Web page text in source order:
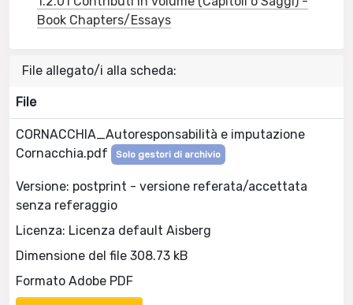
Book Chapters/Essays
File allegato/i alla scheda:
File
CORNACCHIA_Autoresponsabilità e imputazione
Cornacchia.pdf
Solo gestori di archivio
Versione: postprint - versione referata/accettata
senza referaggio
Licenza: Licenza default Aisberg
Dimensione del file 308.73 kB
Formato Adobe PDF